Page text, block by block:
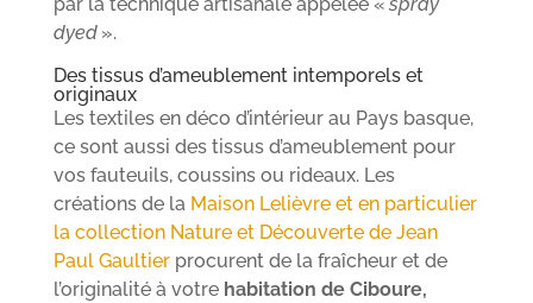
dyed».
Des tissus d’ameublement intemporels et
originaux
Les textiles en déco d’intérieur au Pays basque,
ce sont aussi des tissus d’ameublement pour
vos fauteuils, coussins ou rideaux. Les
créations de la Maison Lelièvre et en particulier
la collection Nature et Découverte de Jean
Paul Gaultierprocurent de la fraîcheur et de
l’originalité à votre habitation de Ciboure,